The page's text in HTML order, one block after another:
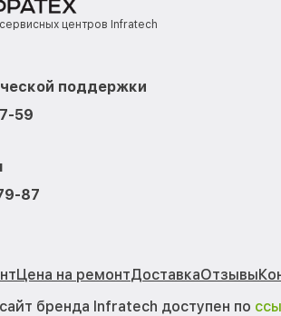
центров Infratech
поддержки
59
87
Цена на ремонтДоставкаОтзывы
бренда Infratech доступен по